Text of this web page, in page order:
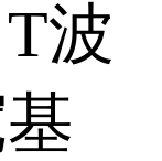
波